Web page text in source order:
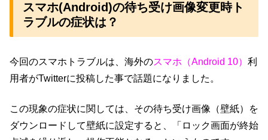
スマホ(Android)の待ち受け画像変更時ト
ラブルの症状は？
今回のスマホトラブルは、海外のスマホ（Android 10） 利
用者がTwitterに投稿した事で話題になりました。
この現象の症状に関しては、その待ち受け画像（壁紙）を
ダウンロードして壁紙に設定すると、「ロック画面が終始